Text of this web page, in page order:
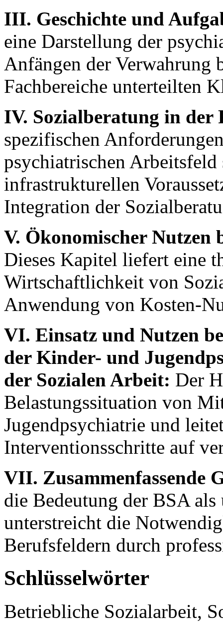
III. Geschichte und
eine Darstellung der
Anfängen der Verwahrung
Fachbereiche unterteilten
IV. Sozialberatung in der
spezifischen
psychiatrischen
infrastrukturellen
Integration der
V. Ökonomischer
Dieses Kapitel liefert eine
Wirtschaftlichkeit von
Anwendung von Kosten-
VI. Einsatz und Nutzen
der Kinder- und
der Sozialen Arbeit: Der
Belastungssituation von
Jugendpsychiatrie und
Interventionsschritte auf
VII. Zusammenfassende
die Bedeutung der BSA
unterstreicht die
Berufsfeldern durch
Schlüsselwörter
Betriebliche Sozialarbeit,